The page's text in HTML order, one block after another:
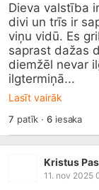
Dieva valstība
divi un trīs ir
viņu vidū. Es
saprast dažas
diemžēl nevar
ilgtermiņā...
Lasīt vairāk
7 patīk ·6iesaka
Kristus
11. nov 2025